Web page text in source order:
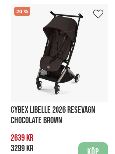
20
CYBEX LIBELLE 2026 RESEVAGN
CHOCOLATE BROWN
2639 kr
3299 kr
Köp